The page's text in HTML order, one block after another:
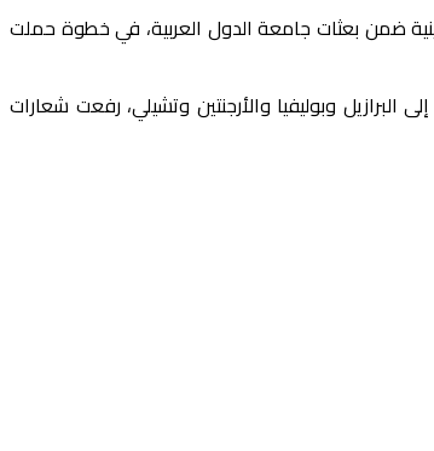
ضمن بعثات جامعة الدول العربية، في خطوة حملت
وبوليفيا والأرجنتين وتشيلي، رفعت شعارات